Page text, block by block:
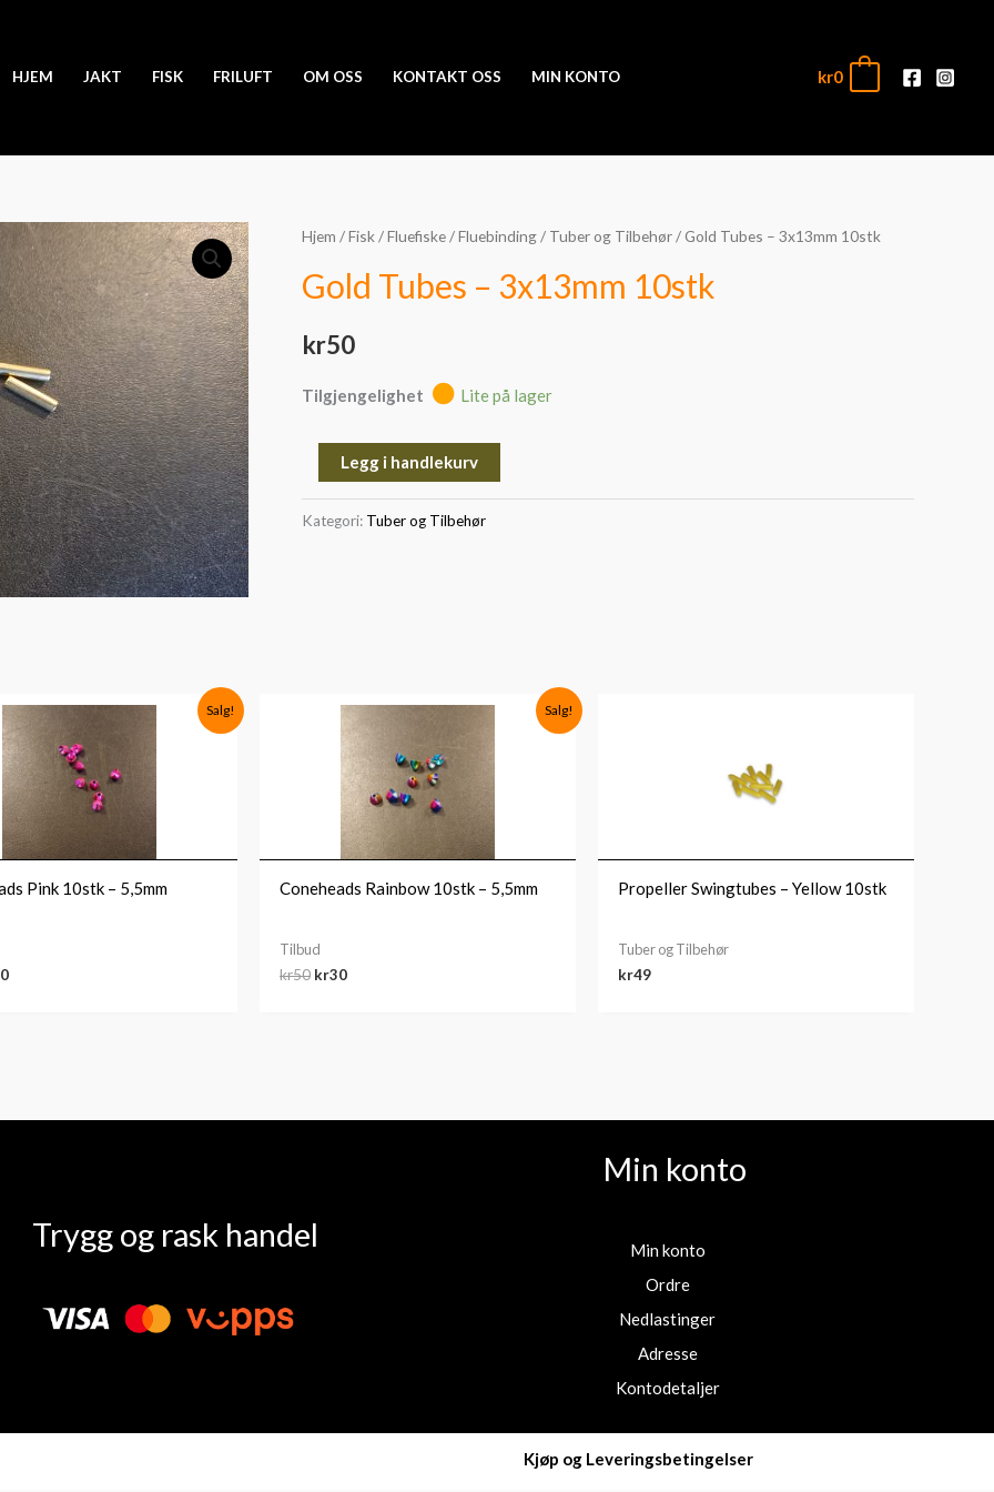
HJEM JAKT FISK FRILUFT OM OSS KONTAKT OSS MIN KONTO kr0
Hjem /Fisk/Fluefiske/Fluebinding/ Tuber og Tilbehør/ Gold Tubes – 3x13mm 10stk
Gold Tubes – 3x13mm 10stk
kr50
Tilgjengelighet Lite på lager
Gold
-
10stk
antall
Legg i handlekurv
Kategori: Tuber og Tilbehør
Salg!
Pink 10stk – 5,5mm
Nåværende
pris
er:
kr30.
Salg!
Coneheads Rainbow 10stk – 5,5mm
Tilbud
kr50
Opprinnelig
kr50.
kr30
Nåværende
kr30.
Propeller Swingtubes – Yellow 10stk
Tuber og Tilbehør
kr49
Trygg og rask handel
Min konto
Min konto
Ordre
Nedlastinger
Adresse
Kontodetaljer
Kjøp og Leveringsbetingelser